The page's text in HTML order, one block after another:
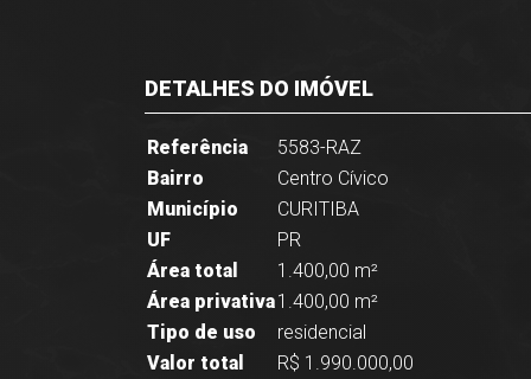
DETALHES DO IMÓVEL
Referência
5583-RAZ
Bairro
Centro Cívico
Município
CURITIBA
UF
PR
Área total
1.400,00 m²
Área privativa1.400,00 m²
Tipo de uso
residencial
Valor total
R$ 1.990.000,00